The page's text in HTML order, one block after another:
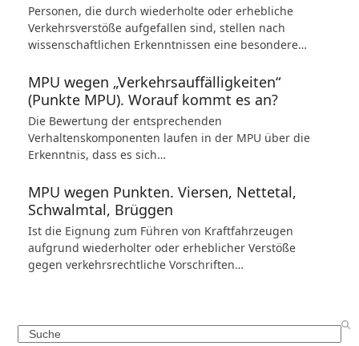
Personen, die durch wiederholte oder erhebliche
Verkehrsverstöße aufgefallen sind, stellen nach
wissenschaftlichen Erkenntnissen eine besondere…
MPU wegen „Verkehrsauffälligkeiten“
(Punkte MPU). Worauf kommt es an?
Die Bewertung der entsprechenden
Verhaltenskomponenten laufen in der MPU über die
Erkenntnis, dass es sich…
MPU wegen Punkten. Viersen, Nettetal,
Schwalmtal, Brüggen
Ist die Eignung zum Führen von Kraftfahrzeugen
aufgrund wiederholter oder erheblicher Verstöße
gegen verkehrsrechtliche Vorschriften…
Search